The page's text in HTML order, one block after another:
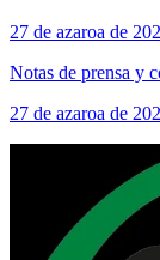
27 de azaroa de
Notas de prensa y
27 de azaroa de